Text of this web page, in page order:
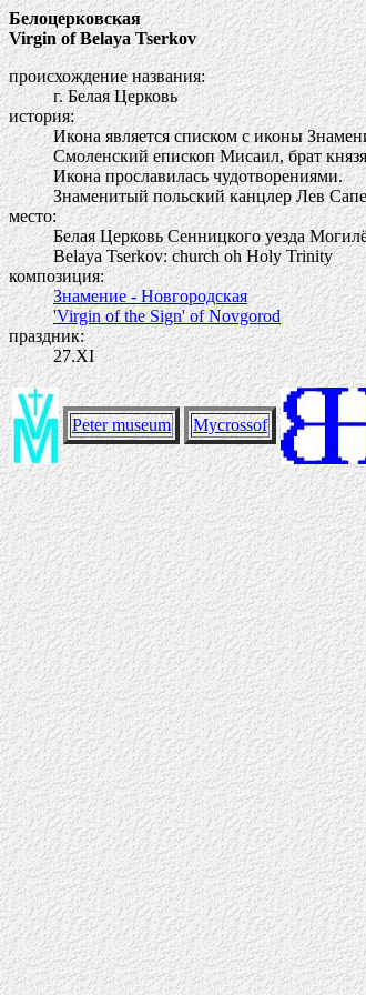
Белоцерковская
Virgin of Belaya Tserkov
происхождение названия:
г. Белая Церковь
история:
Икона является списком с иконы
Смоленский епископ Мисаил, брат
Икона прославилась чудотворениями.
Знаменитый польский канцлер Лев
место:
Белая Церковь Сенницкого уезда
Belaya Tserkov: church oh Holy Trinity
композиция:
Знамение - Новгородская
'Virgin of the Sign' of Novgorod
праздник:
27.ХI
Peter museum Mycrossof